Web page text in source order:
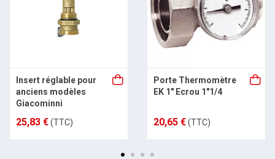
Insert réglable pour
anciens modèles
Giacominni
25,83 €(TTC)
Porte Thermomètre
EK 1" Ecrou 1"1/4
20,65 €(TTC)